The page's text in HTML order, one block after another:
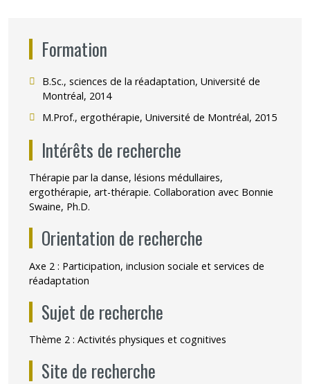
Formation
B.Sc., sciences de la réadaptation, Université de
Montréal, 2014
M.Prof., ergothérapie, Université de Montréal, 2015
Intérêts de recherche
Thérapie par la danse, lésions médullaires,
ergothérapie, art-thérapie. Collaboration avec Bonnie
Swaine, Ph.D.
Orientation de recherche
Axe 2 : Participation, inclusion sociale et services de
réadaptation
Sujet de recherche
Thème 2 : Activités physiques et cognitives
Site de recherche